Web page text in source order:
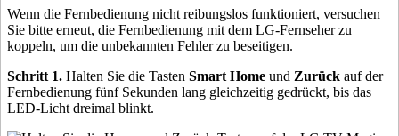
Wenn die Fernbedienung nicht reibungslos funktioniert, versuchen
Sie bitte erneut, die Fernbedienung mit dem LG-Fernseher zu
koppeln, um die unbekannten Fehler zu beseitigen.
Schritt 1. Halten Sie die Tasten Smart Home und Zurück auf der
Fernbedienung fünf Sekunden lang gleichzeitig gedrückt, bis das
LED-Licht dreimal blinkt.